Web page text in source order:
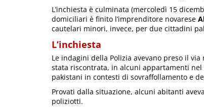
L’inchiesta è culminata (mercoledì 15
domiciliari è finito l’imprenditore novarese
cautelari minori, invece, per due cittadini
L’inchiesta
Le indagini della Polizia avevano preso il
stata riscontrata, in alcuni appartamenti nel
pakistani in contesti di sovraffollamento e
Provati dalla situazione, alcuni abitanti
poliziotti.